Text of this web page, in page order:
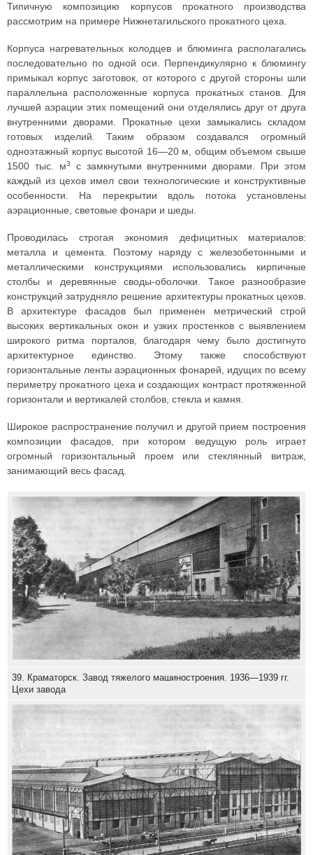
Типичную композицию корпусов прокатного производства
рассмотрим на примере Нижнетагильского прокатного цеха.
Корпуса нагревательных колодцев и блюминга располагались
последовательно по одной оси. Перпендикулярно к блюмингу
примыкал корпус заготовок, от которого с другой стороны шли
параллельна расположенные корпуса прокатных станов. Для
лучшей аэрации этих помещений они отделялись друг от друга
внутренними дворами. Прокатные цехи замыкались складом
готовых изделий. Таким образом создавался огромный
одноэтажный корпус высотой 16—20 м, общим объемом свыше
1500 тыс. м3
с замкнутыми внутренними дворами. При этом
каждый из цехов имел свои технологические и конструктивные
особенности. На перекрытии вдоль потока установлены
аэрационные, световые фонари и шеды.
Проводилась строгая экономия дефицитных материалов:
металла и цемента. Поэтому наряду с железобетонными и
металлическими конструкциями использовались кирпичные
столбы и деревянные своды-оболочки. Такое разнообразие
конструкций затрудняло решение архитектуры прокатных цехов.
В архитектуре фасадов был применен метрический строй
высоких вертикальных окон и узких простенков с выявлением
широкого ритма порталов, благодаря чему было достигнуто
архитектурное единство. Этому также способствуют
горизонтальные ленты аэрационных фонарей, идущих по всему
периметру прокатного цеха и создающих контраст протяженной
горизонтали и вертикалей столбов, стекла и камня.
Широкое распространение получил и другой прием построения
композиции фасадов, при котором ведущую роль играет
огромный горизонтальный проем или стеклянный витраж,
занимающий весь фасад.
39. Краматорск. Завод тяжелого машиностроения. 1936—1939 гг.
Цехи завода